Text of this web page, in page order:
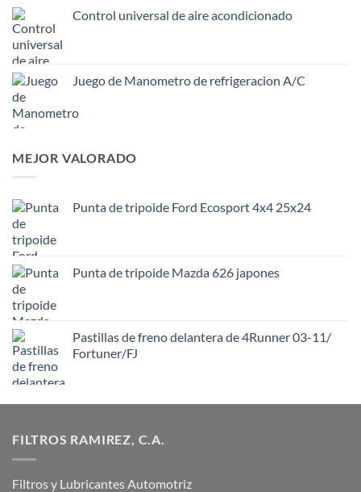
Control universal de aire acondicionado
Juego de Manometro de refrigeracion A/C
MEJOR VALORADO
Punta de tripoide Ford Ecosport 4x4 25x24
Punta de tripoide Mazda 626 japones
Pastillas de freno delantera de 4Runner 03-11/
Fortuner/FJ
FILTROS RAMIREZ, C.A.
Filtros y Lubricantes Automotriz